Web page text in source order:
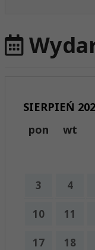
SIERPIEŃ
pon
wt
3 4
10 11
17 18